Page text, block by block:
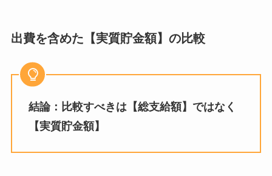
出費を含めた【実質貯金額】の比較
結論：比較すべきは【総支給額】ではなく
【実質貯金額】